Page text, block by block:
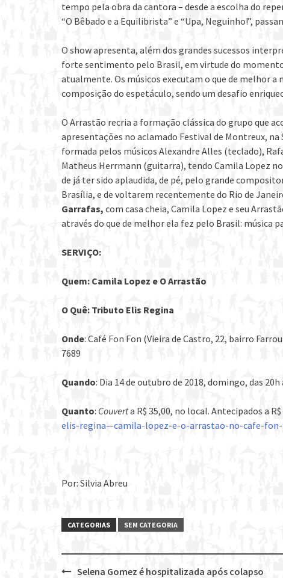
tempo pela obra da cantora – desde a escolha do
“O Bêbado e a Equilibrista” e “Upa, Neguinho!”,
O show apresenta, além dos grandes sucessos
forte sentimento pelo Brasil, em virtude do
atualmente. Os músicos executam o que de melhor
composição do espetáculo, sendo um desafio
O Arrastão recria a formação clássica do grupo que
apresentações no aclamado Festival de Montreux,
formada pelos músicos Alexandre Alles (teclado),
Matheus Herrmann (guitarra), tendo Camila Lopez
de já ter sido aplaudida, de pé, pelo grande
Brasília, e de voltarem recentemente do Rio de
Garrafas, com casa cheia, Camila Lopez e seu
através do que de melhor ela fez pelo Brasil: música
SERVIÇO:
Quem: Camila Lopez e O Arrastão
O Quê: Tributo Elis Regina
Onde: Café Fon Fon (Vieira de Castro, 22, bairro
7689
Quando: Dia 14 de outubro de 2018, domingo, das 20h
Quanto: Couverta R$ 35,00, no local. Antecipados a
elis-regina—camila-lopez-e-o-arrastao-no-cafe-fon-
Por: Silvia Abreu
CATEGORIAS SEM CATEGORIA
Selena Gomez é hospitalizada após colapso